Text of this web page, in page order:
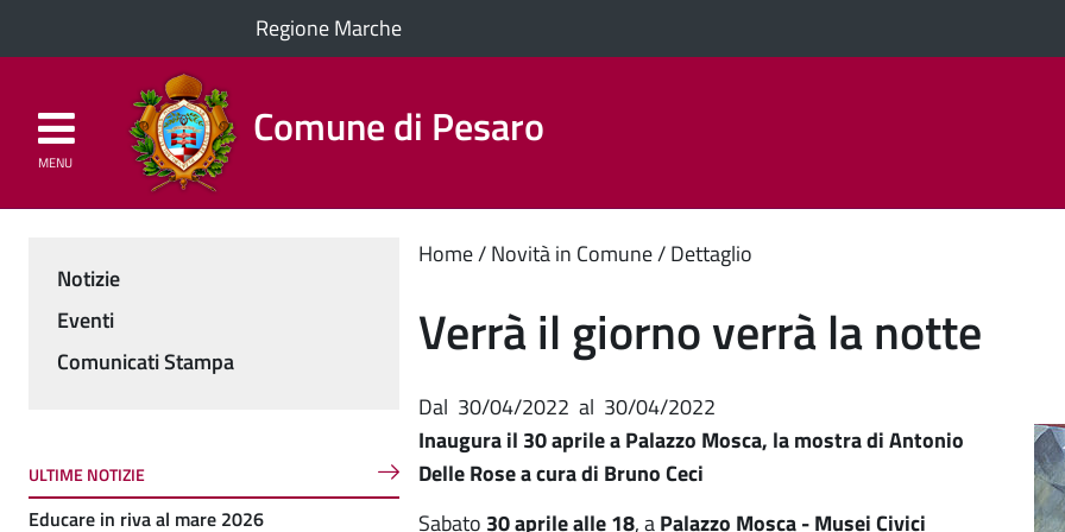
Regione Marche
Comune di Pesaro
MENU
Aree Tematiche
Contenuto
principale
Home Novità in Comune Dettaglio
Verrà il giorno verrà la notte
Dal 30/04/2022 al 30/04/2022
Inaugura il 30 aprile a Palazzo Mosca, la mostra di Antonio
Delle Rose a cura di Bruno Ceci
Sabato 30 aprile alle 18, aPalazzo Mosca - Musei Civici
Menu
Notizie
Eventi
Comunicati Stampa
ULTIME NOTIZIE
Educare in riva al mare 2026